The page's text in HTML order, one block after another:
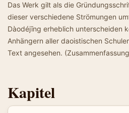
Das Werk gilt als die
dieser verschiedene Strömungen
Dàodéjīng erheblich unterscheiden
Anhängern aller daoistischen
Text angesehen.
Kapitel